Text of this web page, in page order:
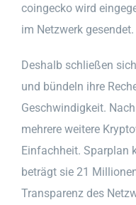
coingecko wird
im Netzwerk gesendet.
Deshalb schließen
und bündeln ihre
Geschwindigkeit.
mehrere weitere
Einfachheit. Sparplan
beträgt sie 21
Transparenz des